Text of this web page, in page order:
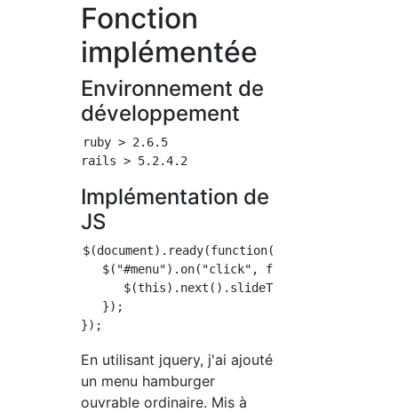
Fonction
implémentée
Environnement de
développement
ruby > 2.6.5
Implémentation de
JS
$(document).ready(function(){
   $("#menu").on("click", function() {
      $(this).next().slideToggle();
   });
En utilisant jquery, j'ai ajouté
un menu hamburger
ouvrable ordinaire. Mis à